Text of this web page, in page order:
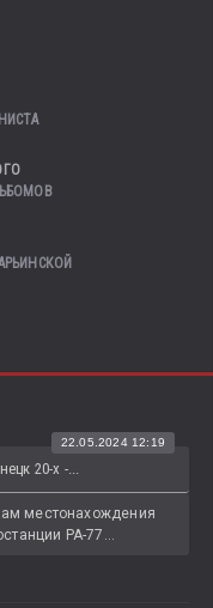
20-х -...
22.05.2024 12:19
местонахождения
РА-77...